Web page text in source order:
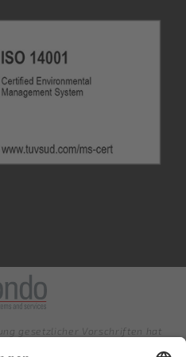
gesetzlicher Vorschriften hat